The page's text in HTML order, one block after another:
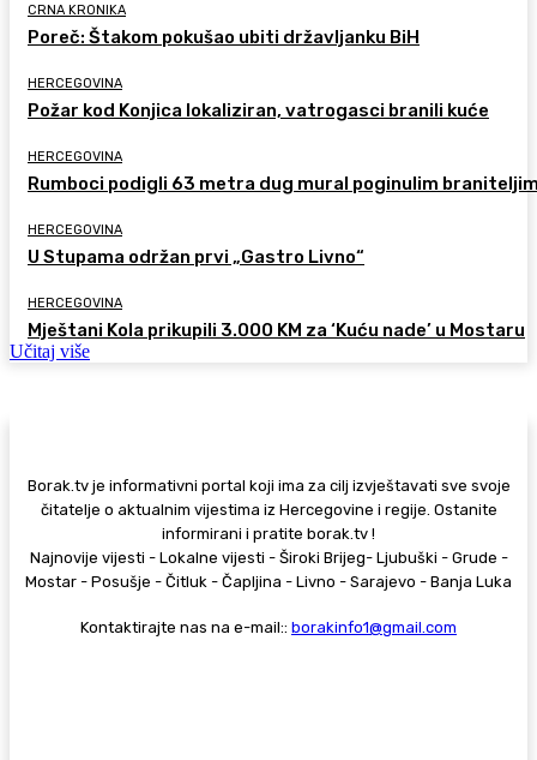
CRNA KRONIKA
Poreč: Štakom pokušao ubiti državljanku BiH
HERCEGOVINA
Požar kod Konjica lokaliziran, vatrogasci branili kuće
HERCEGOVINA
Rumboci podigli 63 metra dug mural poginulim
HERCEGOVINA
U Stupama održan prvi „Gastro Livno“
HERCEGOVINA
Mještani Kola prikupili 3.000 KM za ‘Kuću nade’ u Mostaru
Učitaj više
Borak.tv je informativni portal koji ima za cilj izvještavati sve svoje
čitatelje o aktualnim vijestima iz Hercegovine i regije. Ostanite
informirani i pratite borak.tv !
Najnovije vijesti - Lokalne vijesti - Široki Brijeg- Ljubuški - Grude -
Mostar - Posušje - Čitluk - Čapljina - Livno - Sarajevo - Banja Luka
Kontaktirajte nas na e-mail:: borakinfo1@gmail.com